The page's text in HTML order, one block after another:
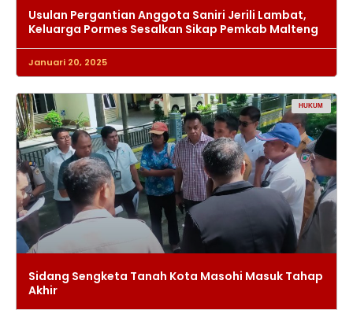
Usulan Pergantian Anggota Saniri Jerili Lambat,
Keluarga Pormes Sesalkan Sikap Pemkab Malteng
Januari 20, 2025
HUKUM
Sidang Sengketa Tanah Kota Masohi Masuk Tahap
Akhir